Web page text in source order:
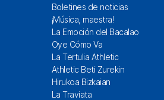
Boletines de noticias
¡Música, maestra!
La Emoción del Bacalao
Oye Cómo Va
La Tertulia Athletic
Athletic Beti Zurekin
Hirukoa Bizkaian
La Traviata